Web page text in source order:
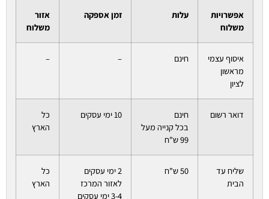
אפשרויות
משלוח
עלות זמן אספקה
אזור
משלוח
איסוף עצמי
מראשון
לציון
חינם –
–
דואר רשום
חינם
בכל קנייה מעל
99 ש"ח
10 ימי עסקים
כל
הארץ
שליח עד
הבית
50 ש"ח
2 ימי עסקים
לאזור המרכז
3-4 ימי עסקים
כל
הארץ